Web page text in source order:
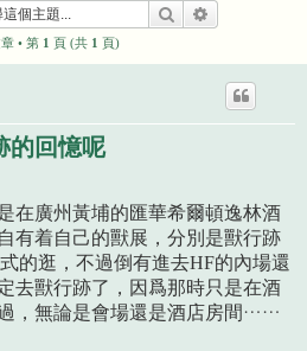
搜尋
• 第 1 頁 (共 1 頁)
的回憶呢
在廣州黃埔的匯華希爾頓逸林酒
有着自己的獸展，分別是獸行跡
的逛，不過倒有進去HF的內場還
去獸行跡了，因爲那時只是在酒
，無論是會場還是酒店房間……